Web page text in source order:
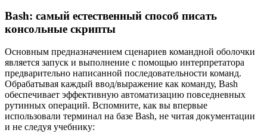
Bash: самый естественный способ писать
консольные скрипты
Основным предназначением сценариев командной оболочки
является запуск и выполнение с помощью интерпретатора
предварительно написанной последовательности команд.
Обрабатывая каждый ввод/выражение как команду, Bash
обеспечивает эффективную автоматизацию повседневных
рутинных операций. Вспомните, как вы впервые
использовали терминал на базе Bash, не читая документации
и не следуя учебнику: